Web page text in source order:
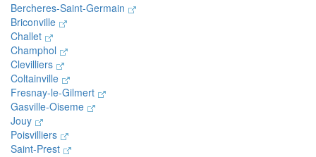
Bercheres-Saint-Germain
Briconville
Challet
Champhol
Clevilliers
Coltainville
Fresnay-le-Gilmert
Gasville-Oiseme
Jouy
Poisvilliers
Saint-Prest